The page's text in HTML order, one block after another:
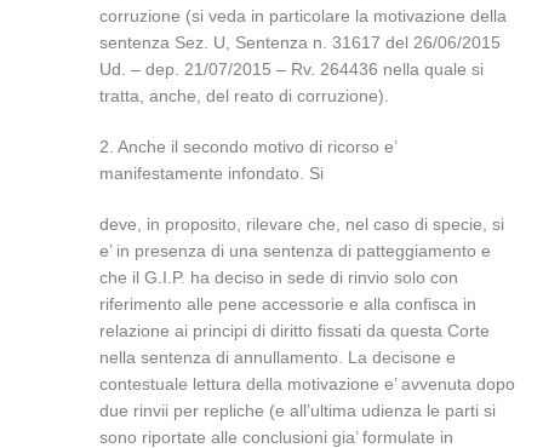
corruzione (si veda in particolare la motivazione della
sentenza Sez. U, Sentenza n. 31617 del 26/06/2015
Ud. – dep. 21/07/2015 – Rv. 264436 nella quale si
tratta, anche, del reato di corruzione).
2. Anche il secondo motivo di ricorso e’
manifestamente infondato. Si
deve, in proposito, rilevare che, nel caso di specie, si
e’ in presenza di una sentenza di patteggiamento e
che il G.I.P. ha deciso in sede di rinvio solo con
riferimento alle pene accessorie e alla confisca in
relazione ai principi di diritto fissati da questa Corte
nella sentenza di annullamento. La decisone e
contestuale lettura della motivazione e’ avvenuta dopo
due rinvii per repliche (e all’ultima udienza le parti si
sono riportate alle conclusioni gia’ formulate in